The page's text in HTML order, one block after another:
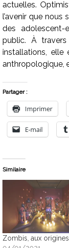
actuelles.
l’avenir que
des
public. À
installations, elle
anthropologique,
Partager :
Imprimer
E-mail
Similaire
Zombis, aux origines